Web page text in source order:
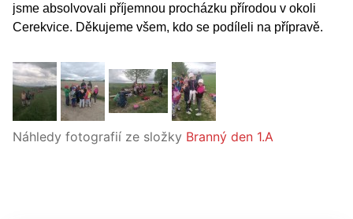
jsme absolvovali příjemnou procházku přírodou v okoli
Cerekvice. Děkujeme všem, kdo se podíleli na přípravě.
Náhledy fotografií ze složky Branný den 1.A